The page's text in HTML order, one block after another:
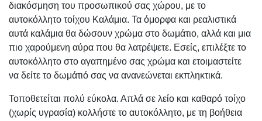
διακόσμηση του προσωπικού σας χώρου, με το
αυτοκόλλητο τοίχου Καλάμια. Τα όμορφα και ρεαλιστικά
αυτά καλάμια θα δώσουν χρώμα στο δωμάτιο, αλλά και μια
πιο χαρούμενη αύρα που θα λατρέψετε. Εσείς, επιλέξτε το
αυτοκόλλητο στο αγαπημένο σας χρώμα και ετοιμαστείτε
να δείτε το δωμάτιό σας να ανανεώνεται εκπληκτικά.
Τοποθετείται πολύ εύκολα. Απλά σε λείο και καθαρό τοίχο
(χωρίς υγρασία) κολλήστε το αυτοκόλλητο, με τη βοήθεια